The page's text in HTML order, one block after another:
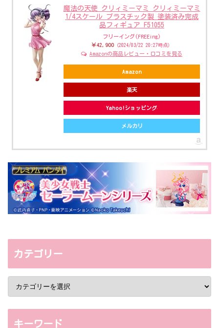
魔法の天使 クリィミーマミ クリィミーマミ
1/4スケール プラスチック製 塗装済み完成
品フィギュア F51055
フリーイング(FREEing)
￥42,900 （2024/03/22 20:27時点）
Amazonの商品レビュー・口コミを見る
Amazon
楽天
Yahoo!ショッピング
メルカリ
カテゴリー
キーワード